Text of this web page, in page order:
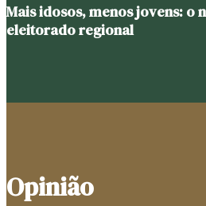
Mais idosos, menos jovens: o
eleitorado regional
Opinião